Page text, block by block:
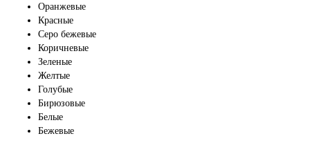
Оранжевые
Красные
Серо бежевые
Коричневые
Зеленые
Желтые
Голубые
Бирюзовые
Белые
Бежевые